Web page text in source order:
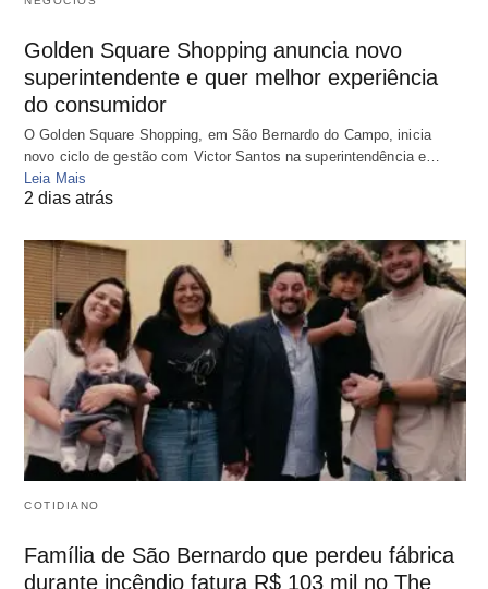
Golden Square Shopping anuncia novo
superintendente e quer melhor experiência
do consumidor
O Golden Square Shopping, em São Bernardo do Campo, inicia
novo ciclo de gestão com Victor Santos na superintendência e…
Leia Mais
2 dias atrás
COTIDIANO
Família de São Bernardo que perdeu fábrica
durante incêndio fatura R$ 103 mil no The